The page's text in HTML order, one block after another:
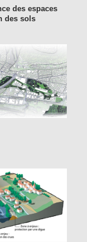
des espaces
des sols